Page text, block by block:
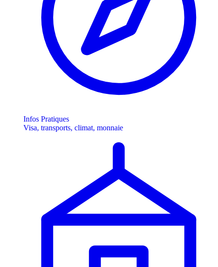
Infos Pratiques
Visa, transports, climat, monnaie